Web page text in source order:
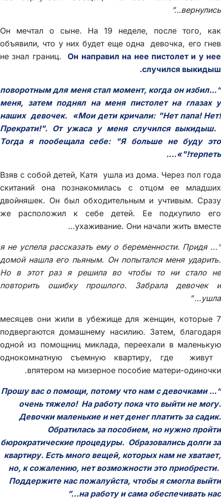
вернулись…”
Он мечтал о сыне. На 19 неделе, после того, как
объявили, что у них будет еще одна девочка, его гнев
не знал границ.Он направил на нее пистолет и у нее
случился выкидыш.
“...поворотным для меня стал момент, когда он избил
меня, затем поднял на меня пистолет на глазах у
наших девочек. «Мои дети кричали: "Нет папа! Нет!
Прекрати!". От ужаса у меня случился выкидыш.
Тогда я пообещала себе: "Я больше не буду это
терпеть!"»….
Взяв с собой детей, Катя ушла из дома. Через пол года
скитаний она познакомилась с отцом ее младших
двойняшек. Он был обходительным и учтивым. Сразу
же расположил к себе детей. Ее подкупило его
ухаживание. Они начали жить вместе…
“... я не успела рассказать ему о беременности. Придя
домой нашла его пьяным. Он попытался меня ударить.
Но в этот раз я решила во чтобы то ни стало не
повторить ошибку прошлого. Забрала девочек и
ушла…
”
7 месяцев они жили в убежище для женщин, которые
подвергаются домашнему насилию. Затем, благодаря
одной из помощниц миклада, переехали в маленькую
однокомнатную съемную квартиру, где живут
впятером на мизерное пособие матери-одиночки.
“... Прошу вас о помощи, потому что нам с девочками
очень тяжело! На работу пока что выйти не могу.
Девочки маленькие и нет денег платить за садик.
Обратилась за пособием, но нужно пройти
бюрократические процедуры. Образовались долги за
квартиру. Есть много вещей, которых нам не хватает,
но, к сожалению, нет возможности это приобрести.
Поддержите нас пожалуйста, чтобы я смогла выйти
на работу и сама обеспечивать нас…”